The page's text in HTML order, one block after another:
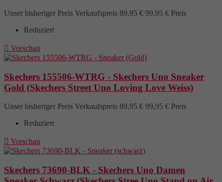
Unser bisheriger Preis Verkaufspreis 89,95 € 99,95 € Preis
Reduziert
 Vorschau
Skechers 155506-WTRG - Skechers Uno Sneaker
Gold (Skechers Street Uno Loving Love Weiss)
Unser bisheriger Preis Verkaufspreis 89,95 € 99,95 € Preis
Reduziert
 Vorschau
Skechers 73690-BLK - Skechers Uno Damen